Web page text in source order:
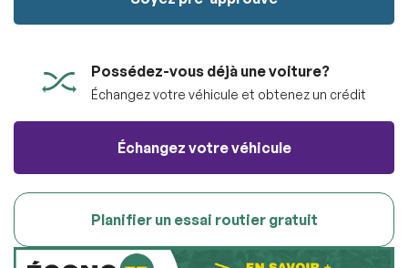
Possédez-vous déjà une voiture?
Échangez votre véhicule et obtenez un crédit
Échangez votre véhicule
Planifier un essai routier gratuit